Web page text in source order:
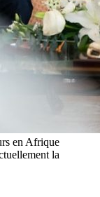
en Afrique
la